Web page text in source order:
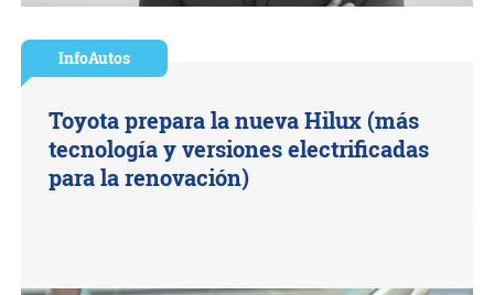
InfoAutos
Toyota prepara la nueva Hilux (más
tecnología y versiones electrificadas
para la renovación)